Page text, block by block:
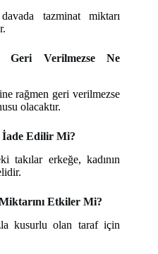
tazminat miktarı
Geri Verilmezse Ne
rağmen geri verilmezse
olacaktır.
İade Edilir Mi?
takılar erkeğe, kadının
Etkiler Mi?
kusurlu olan taraf için